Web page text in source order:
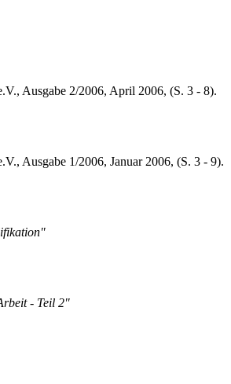
Ausgabe 2/2006, April 2006, (S. 3 - 8).
Ausgabe 1/2006, Januar 2006, (S. 3 - 9).
- Teil 2"